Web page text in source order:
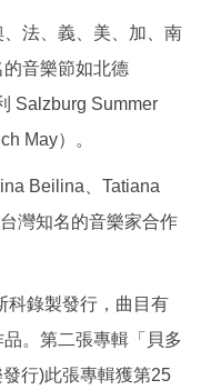
法、義、美、加、南
音樂節如北德
Salzburg Summer
May）。
Beilina、Tatiana
灣知名的音樂家合作
科錄製發行，曲目有
。第二張專輯「貝多
行)此張專輯獲第25